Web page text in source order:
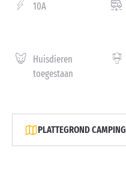
10A
Huisdieren
toegestaan
PLATTEGROND CAMPING